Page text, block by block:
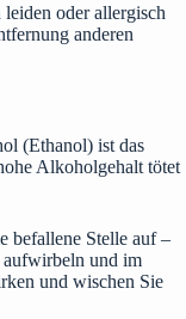
oder allergisch
anderen
(Ethanol) ist das
Alkoholgehalt tötet
befallene Stelle auf –
aufwirbeln und im
und wischen Sie